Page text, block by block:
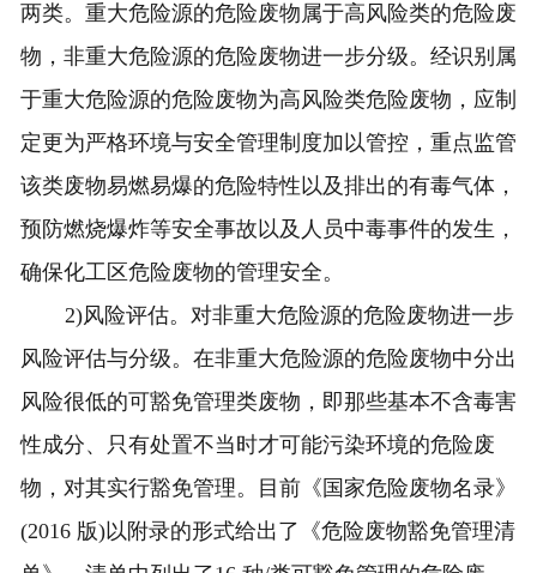
两类。重大危险源的危险废物属于高风险类的危险废
物，非重大危险源的危险废物进一步分级。经识别属
于重大危险源的危险废物为高风险类危险废物，应制
定更为严格环境与安全管理制度加以管控，重点监管
该类废物易燃易爆的危险特性以及排出的有毒气体，
预防燃烧爆炸等安全事故以及人员中毒事件的发生，
确保化工区危险废物的管理安全。
2)风险评估。对非重大危险源的危险废物进一步
风险评估与分级。在非重大危险源的危险废物中分出
风险很低的可豁免管理类废物，即那些基本不含毒害
性成分、只有处置不当时才可能污染环境的危险废
物，对其实行豁免管理。目前《国家危险废物名录》
(2016 版)以附录的形式给出了《危险废物豁免管理清